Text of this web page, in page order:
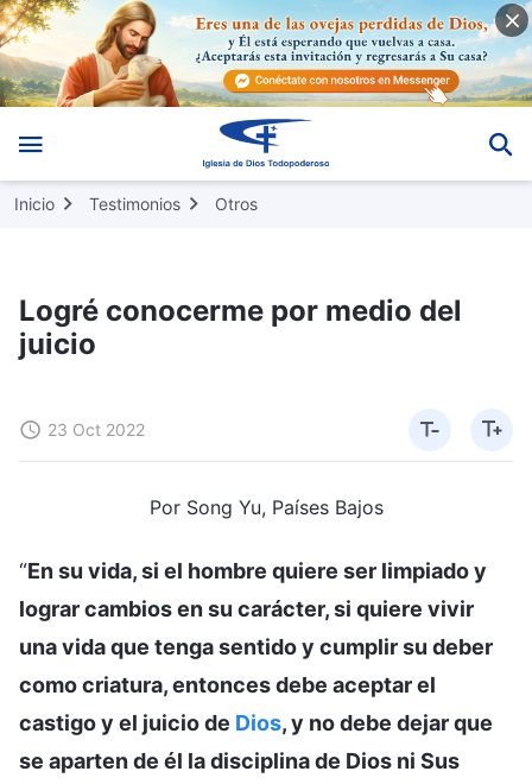
Inicio Testimonios Otros
Logré conocerme por medio del
juicio
23 Oct 2022
Por Song Yu, Países Bajos
“En su vida, si el hombre quiere ser limpiado y
lograr cambios en su carácter, si quiere vivir
una vida que tenga sentido y cumplir su deber
como criatura, entonces debe aceptar el
castigo y el juicio de Dios, y no debe dejar que
se aparten de él la disciplina de Dios ni Sus